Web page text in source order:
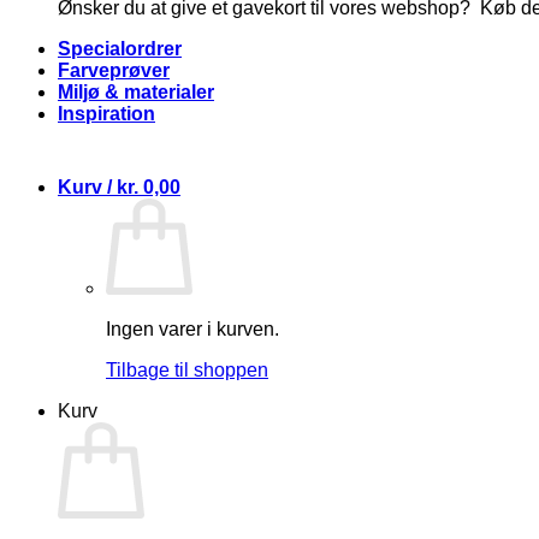
Ønsker du at give et gavekort til vores webshop? Køb
Specialordrer
Farveprøver
Miljø & materialer
Inspiration
Kurv / kr. 0,00
Ingen varer i kurven.
Tilbage til shoppen
Kurv